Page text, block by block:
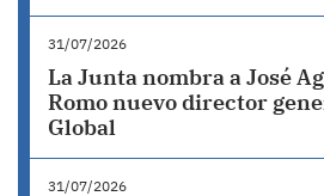
31/07/2026
La Junta nombra a José
Romo nuevo director
Global
31/07/2026